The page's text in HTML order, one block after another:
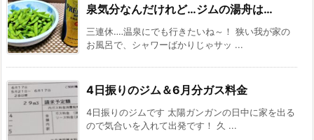
泉気分なんだけれど…ジムの湯舟は…
三連休‥‥温泉にでも行きたいね～！ 狭い我が家の
お風呂で、シャワーばかりじゃサッ ...
4日振りのジム＆6月分ガス料金
4日振りのジムです 太陽ガンガンの日中に家を出る
ので気合いを入れて出発です！ 久 ...